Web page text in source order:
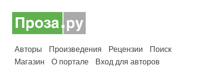
Авторы Произведения Рецензии
Поиск
Магазин
О портале Вход для авторов